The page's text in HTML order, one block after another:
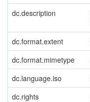
dc.description
dc.format.extent
dc.format.mimetype
dc.language.iso
dc.rights